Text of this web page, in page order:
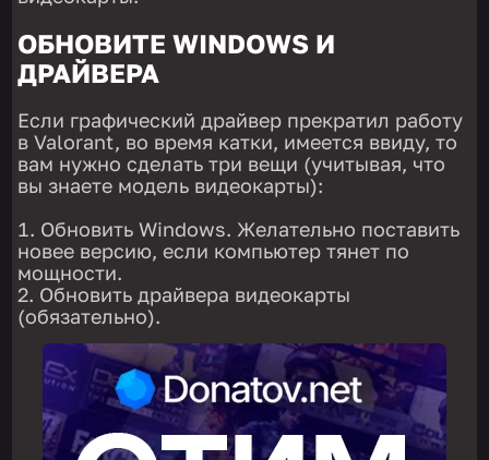
ОБНОВИТЕ WINDOWS И
ДРАЙВЕРА
Если графический драйвер прекратил работу
в Valorant, во время катки, имеется ввиду, то
вам нужно сделать три вещи (учитывая, что
вы знаете модель видеокарты):
Обновить Windows. Желательно поставить
новее версию, если компьютер тянет по
мощности.
Обновить драйвера видеокарты
(обязательно).